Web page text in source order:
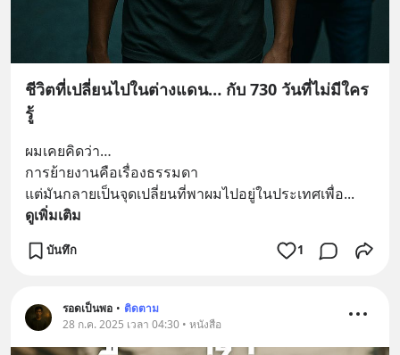
ชีวิตที่เปลี่ยนไปในต่างแดน… กับ 730 วันที่ไม่มีใคร
รู้
ผมเคยคิดว่า…
การย้ายงานคือเรื่องธรรมดา
แต่มันกลายเป็นจุดเปลี่ยนที่พาผมไปอยู่ในประเทศเพื่อ...
ดูเพิ่มเติม
บันทึก 1
รอดเป็นพอ • ติดตาม
28 ก.ค. 2025 เวลา 04:30 • หนังสือ